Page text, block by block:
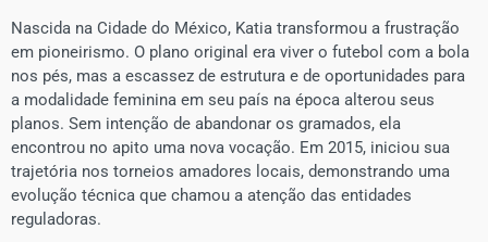
Nascida na Cidade do México, Katia transformou a frustração
em pioneirismo. O plano original era viver o futebol com a bola
nos pés, mas a escassez de estrutura e de oportunidades para
a modalidade feminina em seu país na época alterou seus
planos. Sem intenção de abandonar os gramados, ela
encontrou no apito uma nova vocação. Em 2015, iniciou sua
trajetória nos torneios amadores locais, demonstrando uma
evolução técnica que chamou a atenção das entidades
reguladoras.